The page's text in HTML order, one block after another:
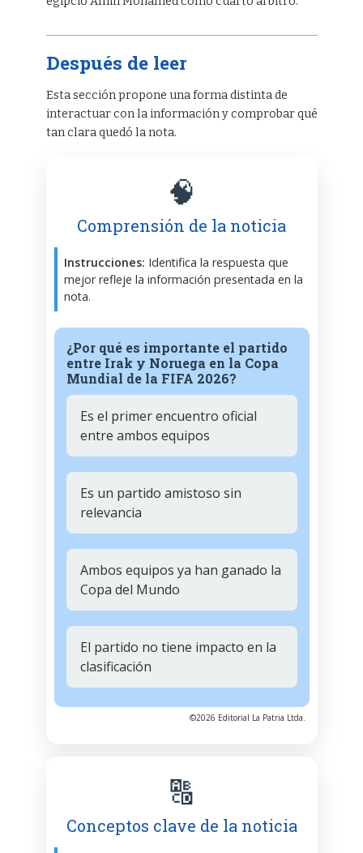
Después de leer
Esta sección propone una forma distinta de
interactuar con la información y comprobar qué
tan clara quedó la nota.
🧠
Comprensión de la noticia
Instrucciones: Identifica la respuesta que
mejor refleje la información presentada en la
nota.
¿Por qué es importante el partido
entre Irak y Noruega en la Copa
Mundial de la FIFA 2026?
Es el primer encuentro oficial
entre ambos equipos
Es un partido amistoso sin
relevancia
Ambos equipos ya han ganado la
Copa del Mundo
El partido no tiene impacto en la
clasificación
©2026 Editorial La Patria Ltda.
🔠
Conceptos clave de la noticia